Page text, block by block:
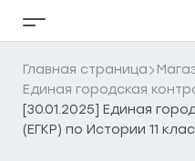
Кнопка
бокового
меню
Главная страница
Единая городская
[30.01.2025] Единая
(ЕГКР) по Истории 11